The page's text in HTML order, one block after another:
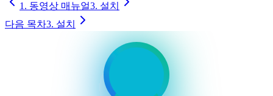
1. 동영상 매뉴얼3. 설치
다음 목차3. 설치